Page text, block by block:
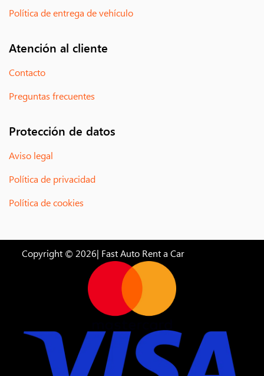
Política de entrega de vehículo
Atención al cliente
Contacto
Preguntas frecuentes
Protección de datos
Aviso legal
Política de privacidad
Política de cookies
Copyright © 2026| Fast Auto Rent a Car